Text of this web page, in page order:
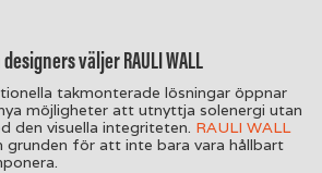
väljer RAULI WALL
takmonterade lösningar öppnar
möjligheter att utnyttja solenergi utan
den visuella integriteten. RAULI WALL
grunden för att inte bara vara hållbart